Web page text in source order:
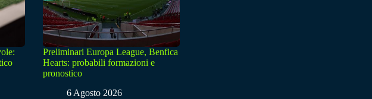
Preliminari Europa League, Benfica
Hearts: probabili formazioni e
pronostico
6 Agosto 2026